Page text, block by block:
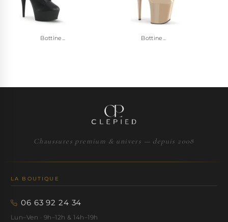
Bottine... Bottine...
Chaussures premium & univers — depuis 2008
LA BOUTIQUE
06 63 92 24 34
Lun–Ven · 9h–12h & 14h–19h